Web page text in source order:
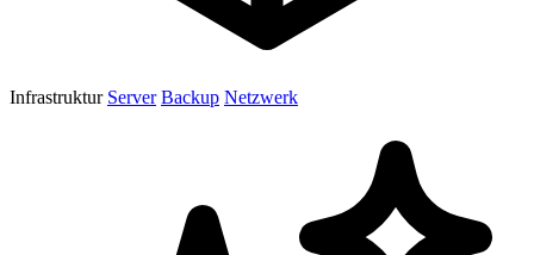
Infrastruktur Server Backup Netzwerk